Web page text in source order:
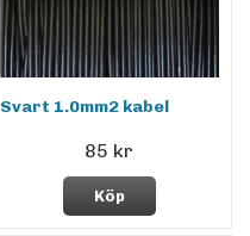
Svart 1.0mm2 kabel
85 kr
Köp